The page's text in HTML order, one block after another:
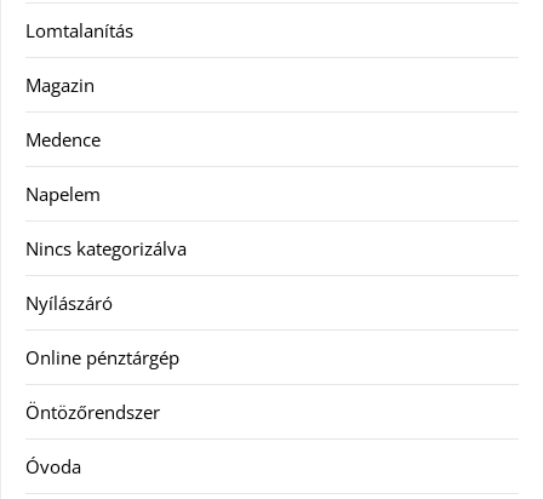
Lomtalanítás
Magazin
Medence
Napelem
Nincs kategorizálva
Nyílászáró
Online pénztárgép
Öntözőrendszer
Óvoda